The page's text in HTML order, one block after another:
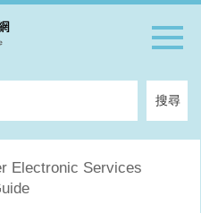
鍵
字
尋
搜尋
Electronic Services